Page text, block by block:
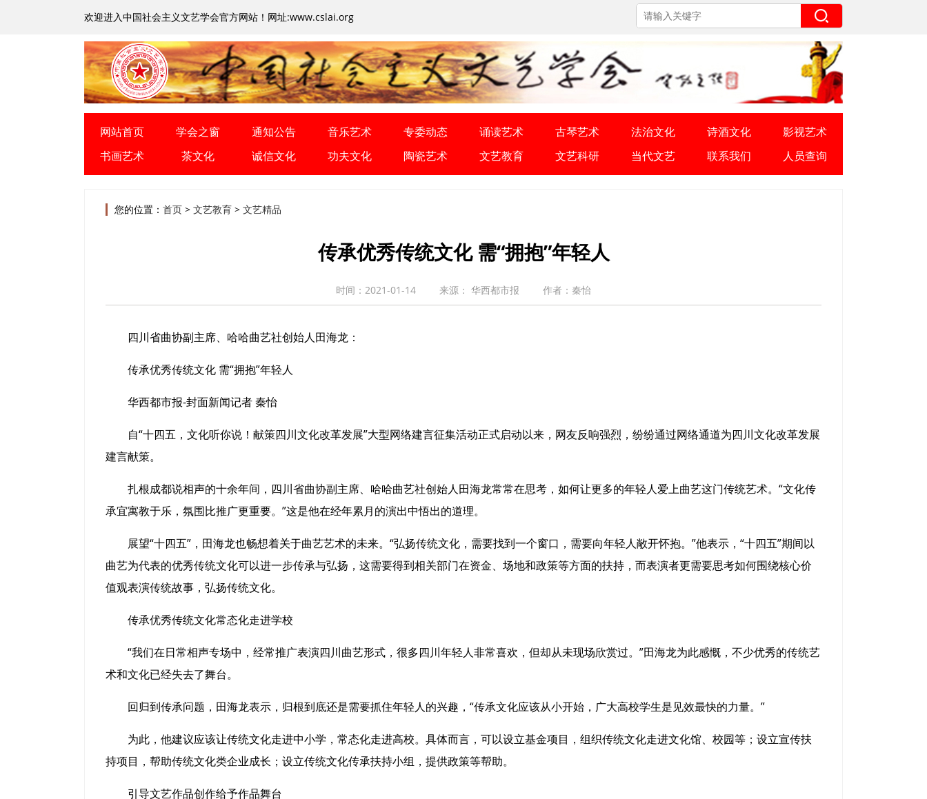
欢迎进入中国社会主义文艺学会官方网站！ 网址:www.cslai.org
网站首页 学会之窗 通知公告 音乐艺术 专委动态 诵读艺术 古琴艺术 法治文化 诗酒文化
影视艺术
书画艺术
茶文化 诚信文化 功夫文化 陶瓷艺术 文艺教育 文艺科研 当代文艺 联系我们 人员查询
您的位置： 首页 > 文艺教育 > 文艺精品
传承优秀传统文化 需“拥抱”年轻人
时间：2021-01-14 来源： 华西都市报 作者：秦怡
四川省曲协副主席、哈哈曲艺社创始人田海龙：
传承优秀传统文化 需“拥抱”年轻人
华西都市报-封面新闻记者 秦怡
自“十四五，文化听你说！献策四川文化改革发展”大型网络建言征集活动正式启动以来，网友反响强烈，纷纷通过网络通道为四川文化改革发展
建言献策。
扎根成都说相声的十余年间，四川省曲协副主席、哈哈曲艺社创始人田海龙常常在思考，如何让更多的年轻人爱上曲艺这门传统艺术。“文化传
承宜寓教于乐，氛围比推广更重要。”这是他在经年累月的演出中悟出的道理。
展望“十四五”，田海龙也畅想着关于曲艺艺术的未来。“弘扬传统文化，需要找到一个窗口，需要向年轻人敞开怀抱。”他表示，“十四五”期间以
曲艺为代表的优秀传统文化可以进一步传承与弘扬，这需要得到相关部门在资金、场地和政策等方面的扶持，而表演者更需要思考如何围绕核心价
值观表演传统故事，弘扬传统文化。
传承优秀传统文化常态化走进学校
“我们在日常相声专场中，经常推广表演四川曲艺形式，很多四川年轻人非常喜欢，但却从未现场欣赏过。”田海龙为此感慨，不少优秀的传统艺
术和文化已经失去了舞台。
回归到传承问题，田海龙表示，归根到底还是需要抓住年轻人的兴趣，“传承文化应该从小开始，广大高校学生是见效最快的力量。”
为此，他建议应该让传统文化走进中小学，常态化走进高校。具体而言，可以设立基金项目，组织传统文化走进文化馆、校园等；设立宣传扶
持项目，帮助传统文化类企业成长；设立传统文化传承扶持小组，提供政策等帮助。
引导文艺作品创作给予作品舞台